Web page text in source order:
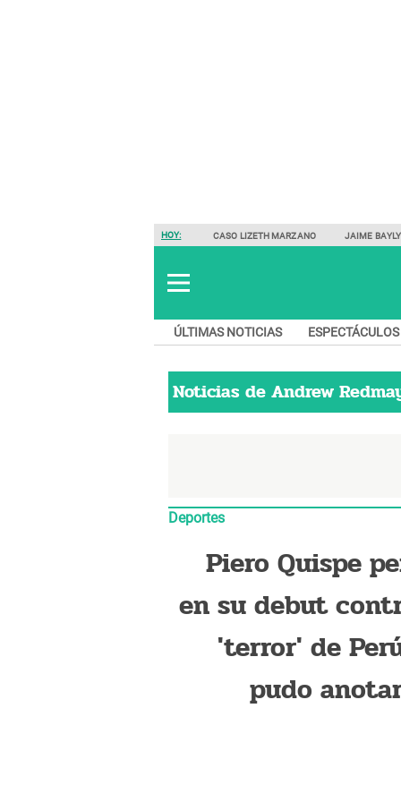
HOY: CASO LIZETH MARZANO JAIME BAYLY
ÚLTIMAS NOTICIAS ESPECTÁCULOS
Noticias deAndrew
Deportes
Piero Quispe
en su debut
'terror' de
pudo